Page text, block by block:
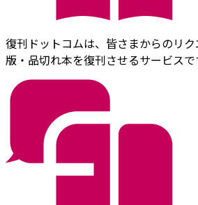
復刊ドットコムは、皆さまからのリ
版・品切れ本を復刊させるサービスで